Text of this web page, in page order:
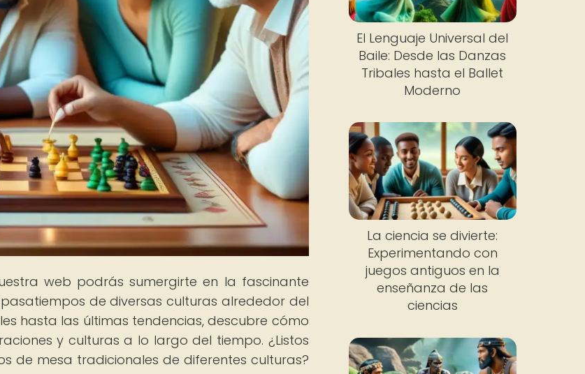
web podrás sumergirte en la fascinante
de diversas culturas alrededor del
hasta las últimas tendencias, descubre cómo
y culturas a lo largo del tiempo. ¿Listos
de mesa tradicionales de diferentes culturas?
El Lenguaje Universal del
Baile: Desde las Danzas
Tribales hasta el Ballet
Moderno
La ciencia se divierte:
Experimentando con
juegos antiguos en la
enseñanza de las
ciencias